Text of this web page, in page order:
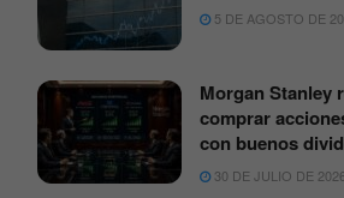
5 DE AGOSTO DE
Morgan Stanley
comprar
con buenos
30 DE JULIO DE 2026